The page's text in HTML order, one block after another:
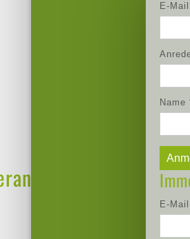
E-
Name
E-